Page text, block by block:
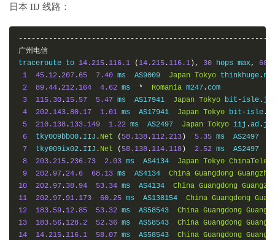
日本 IIJ 线路：
广州电信
traceroute to 14.215 . 116.1 ( 14.215 . 116.1 ), 30 hops max, 60
1
45.12 .207.65 7.40 ms  AS9009 Japan Tokyo thinkhuge .
2
89.44 .212.164 4.62 ms * Romania m247 .com
3
115.30 . 15.57 5.47 ms  AS17941 Japan Tokyo bit -isle . jp
4
202.143 .80.17 1.01 ms  AS17941 Japan Tokyo bit -isle .
5
210.138 . 133.149 1.22 ms  AS2497 Japan Tokyo iij .ad . jp
6
  tky009bb00
. IIJ . Net ( 58.138 . 112.213 ) 5.35 ms  AS2497
7
  tky009ix02
. IIJ . Net ( 58.138 . 114.118 ) 2.52 ms  AS2497
8
203.215 .236.73 2.03 ms  AS4134 Japan Tokyo
9
202.97 .24.6 68.13 ms  AS4134 China Guangdong
10
202.97 . 38.94 53.34 ms  AS4134 China Guangdong
11
202.97 .91.173 60.25 ms  AS138154 China Guangdong
12
183.59 . 12.85 53.32 ms  AS58543 China Guangdong
13
183.56 . 128.2 52.36 ms  AS58543 China Guangdong
14
14.215 . 116.1 58.07 ms  AS58543 China Guangdong